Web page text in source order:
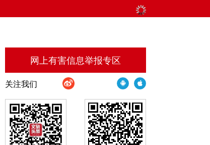
网上有害信息举报专区
关注我们